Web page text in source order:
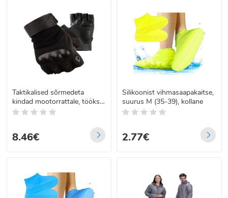
Taktikalised sõrmedeta
kindad mootorrattale, tööks,
sõjaväe- ja
8.46€
Silikoonist vihmasaapakaitse,
suurus M (35-39), kollane
2.77€